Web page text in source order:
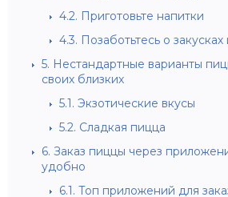
4.2. Приготовьте напитки
4.3. Позаботьтесь о
5. Нестандартные варианты
своих близких
5.1. Экзотические вкусы
5.2. Сладкая пицца
6. Заказ пиццы через
удобно
6.1. Топ приложений для